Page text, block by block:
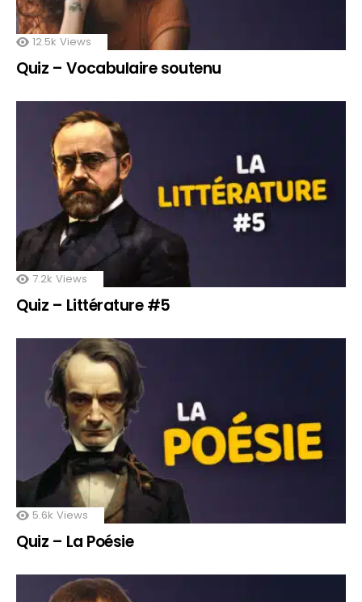
12.5k Views
Quiz – Vocabulaire soutenu
7.2k Views
Quiz – Littérature #5
5.6k Views
Quiz – La Poésie